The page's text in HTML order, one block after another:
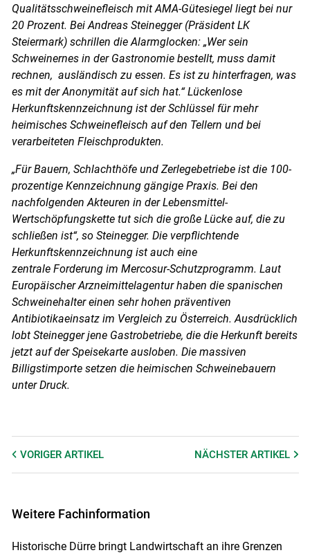
Qualitätsschweinefleisch mit AMA-Gütesiegel liegt bei nur
20 Prozent. Bei Andreas Steinegger (Präsident LK
Steiermark) schrillen die Alarmglocken: „Wer sein
Schweinernes in der Gastronomie bestellt, muss damit
rechnen, ausländisch zu essen. Es ist zu hinterfragen, was
es mit der Anonymität auf sich hat.“ Lückenlose
Herkunftskennzeichnung ist der Schlüssel für mehr
heimisches Schweinefleisch auf den Tellern und bei
verarbeiteten Fleischprodukten.
„Für Bauern, Schlachthöfe und Zerlegebetriebe ist die 100-
prozentige Kennzeichnung gängige Praxis. Bei den
nachfolgenden Akteuren in der Lebensmittel-
Wertschöpfungskette tut sich die große Lücke auf, die zu
schließen ist“, so Steinegger. Die verpflichtende
Herkunftskennzeichnung ist auch eine
zentrale Forderung im Mercosur-Schutzprogramm. Laut
Europäischer Arzneimittelagentur haben die spanischen
Schweinehalter einen sehr hohen präventiven
Antibiotikaeinsatz im Vergleich zu Österreich. Ausdrücklich
lobt Steinegger jene Gastrobetriebe, die die Herkunft bereits
jetzt auf der Speisekarte ausloben. Die massiven
Billigstimporte setzen die heimischen Schweinebauern
unter Druck.
VORIGER ARTIKEL NÄCHSTERARTIKEL
Weitere Fachinformation
Historische Dürre bringt Landwirtschaft an ihre Grenzen